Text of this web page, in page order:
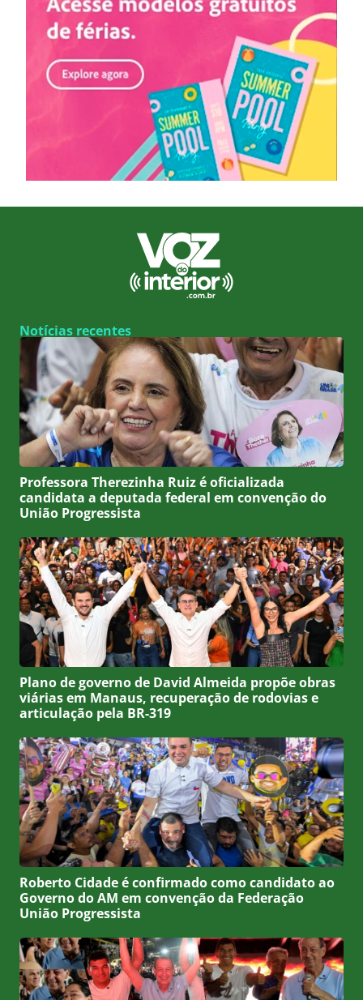
Notícias recentes
Professora Therezinha Ruiz é oficializada
candidata a deputada federal em convenção do
União Progressista
Plano de governo de David Almeida propõe obras
viárias em Manaus, recuperação de rodovias e
articulação pela BR-319
Roberto Cidade é confirmado como candidato ao
Governo do AM em convenção da Federação
União Progressista